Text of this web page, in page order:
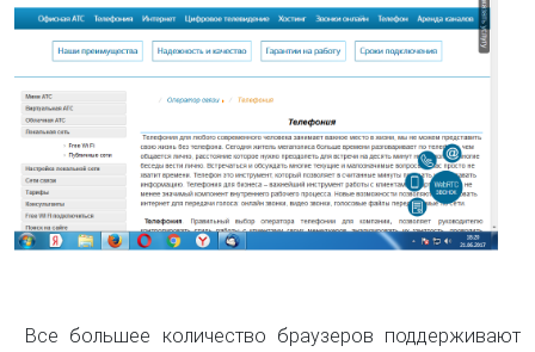
Все большее количество браузеров поддерживают